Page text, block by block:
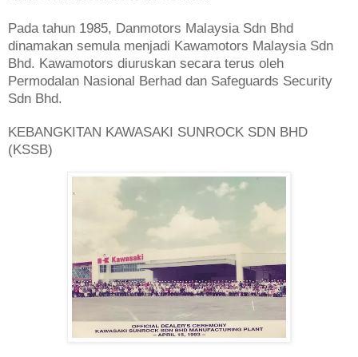
Pada tahun 1985, Danmotors Malaysia Sdn Bhd
dinamakan semula menjadi Kawamotors Malaysia Sdn
Bhd. Kawamotors diuruskan secara terus oleh
Permodalan Nasional Berhad dan Safeguards Security
Sdn Bhd.
KEBANGKITAN KAWASAKI SUNROCK SDN BHD
(KSSB)